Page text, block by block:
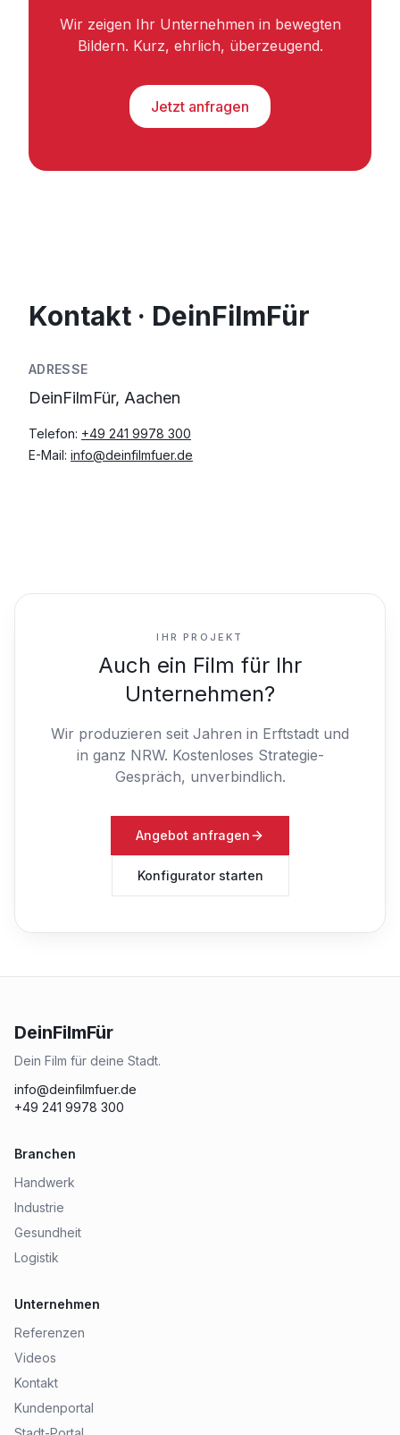
Wir zeigen Ihr Unternehmen in bewegten
Bildern. Kurz, ehrlich, überzeugend.
Jetzt anfragen
Kontakt · DeinFilmFür
ADRESSE
DeinFilmFür, Aachen
Telefon: +49 241 9978 300
E-Mail: info@deinfilmfuer.de
IHR PROJEKT
Auch ein Film für Ihr
Unternehmen?
Wir produzieren seit Jahren in Erftstadt und
in ganz NRW. Kostenloses Strategie-
Gespräch, unverbindlich.
Angebot anfragen
Konfigurator starten
DeinFilmFür
Dein Film für deine Stadt.
info@deinfilmfuer.de
+49 241 9978 300
Branchen
Handwerk
Industrie
Gesundheit
Logistik
Unternehmen
Referenzen
Videos
Kontakt
Kundenportal